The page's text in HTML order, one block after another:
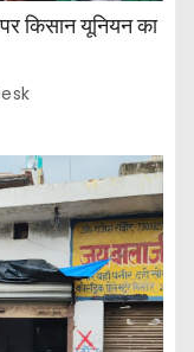
किसान यूनियन का